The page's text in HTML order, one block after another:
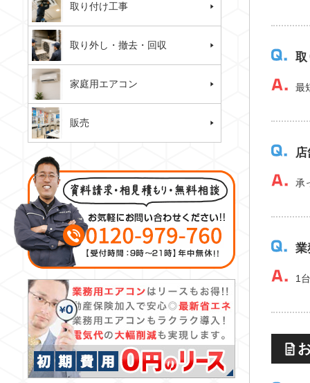
取
最
承
業
1
取り付け工事
取り外し・撤去・回収
家庭用エアコン
販売